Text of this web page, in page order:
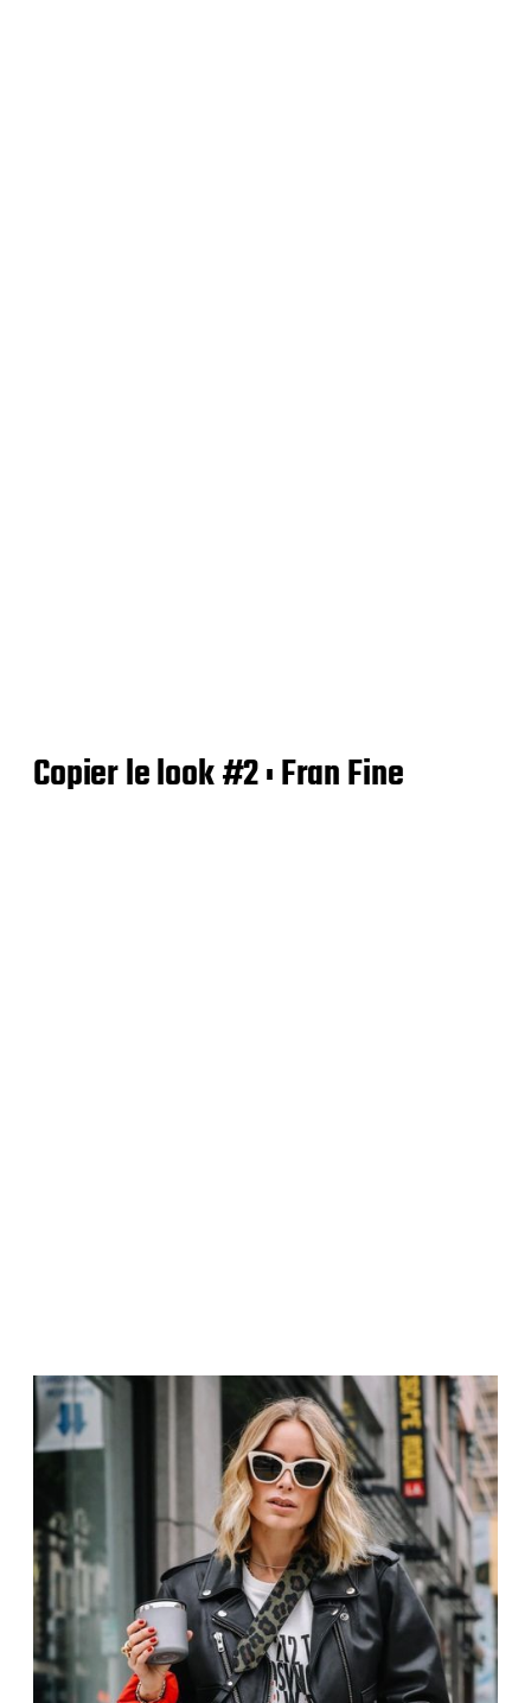
Copier le look #2 : Fran Fine